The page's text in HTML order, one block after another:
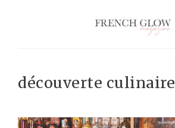
découverte culinaire